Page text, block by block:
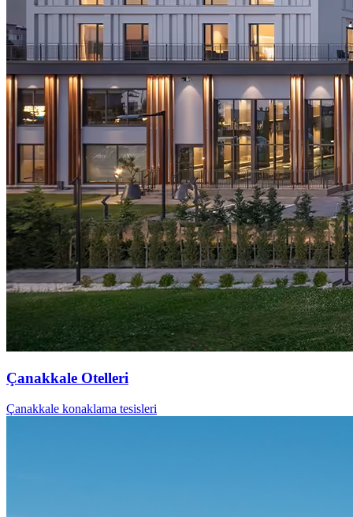
Çanakkale Otelleri
Çanakkale konaklama tesisleri